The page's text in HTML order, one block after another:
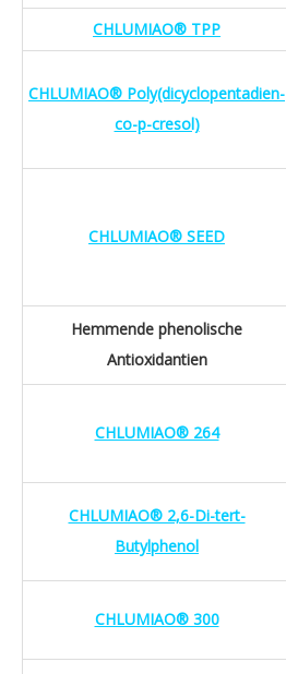
CHLUMIAO® TPP
CHLUMIAO® Poly(dicyclopentadien-
co-p-cresol)
CHLUMIAO® SEED
Hemmende phenolische
Antioxidantien
CHLUMIAO® 264
CHLUMIAO® 2,6-Di-tert-
Butylphenol
CHLUMIAO® 300